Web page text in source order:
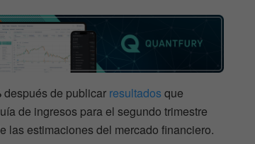
después de publicar resultadosque
de ingresos para el segundo trimestre
las estimaciones del mercado financiero.